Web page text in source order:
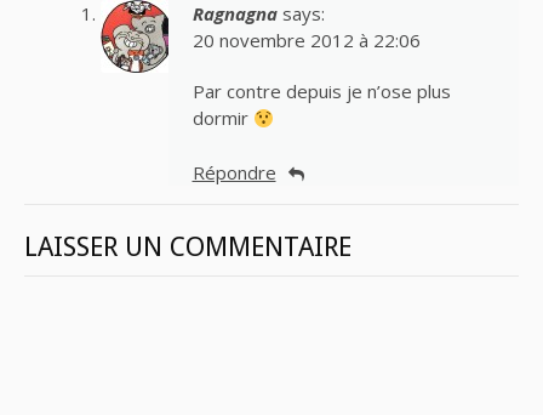
Ragnagna says:
20 novembre 2012 à 22:06
Par contre depuis je n’ose plus
dormir
Répondre
LAISSER UN COMMENTAIRE